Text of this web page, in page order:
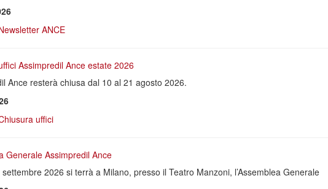
ANCE
Assimpredil Ance estate 2026
Ance resterà chiusa dal 10 al 21 agosto 2026.
uffici
Generale Assimpredil Ance
2026 si terrà a Milano, presso il Teatro Manzoni, l’Assemblea Generale